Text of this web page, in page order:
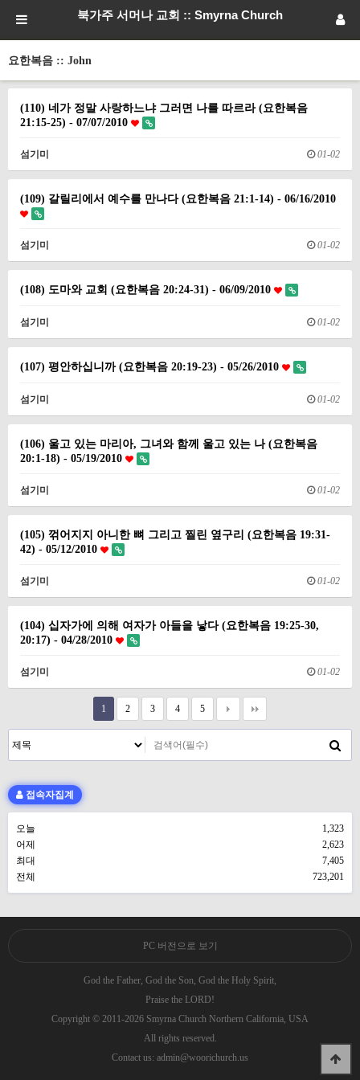
북가주 서머나 교회 :: Smyrna Church
요한복음 :: John
(110) 네가 정말 사랑하느냐 그러면 나를 따르라 (요한복음
21:15-25) - 07/07/2010
섬기미 01-02
(109) 갈릴리에서 예수를 만나다 (요한복음 21:1-14) - 06/16/2010
섬기미 01-02
(108) 도마와 교회 (요한복음 20:24-31) - 06/09/2010
섬기미 01-02
(107) 평안하십니까 (요한복음 20:19-23) - 05/26/2010
섬기미 01-02
(106) 울고 있는 마리아, 그녀와 함께 울고 있는 나 (요한복음
20:1-18) - 05/19/2010
섬기미 01-02
(105) 꺾어지지 아니한 뼈 그리고 찔린 옆구리 (요한복음 19:31-
42) - 05/12/2010
섬기미 01-02
(104) 십자가에 의해 여자가 아들을 낳다 (요한복음 19:25-30,
20:17) - 04/28/2010
섬기미 01-02
1 2 3 4 5
접속자집계
오늘
1,323
어제
2,623
최대
7,405
전체
723,201
PC 버전으로 보기
God the Father, God the Son, God the Holy Spirit,
Praise the LORD!
Copyright © 2011-2026 Smyrna Church Northern California, USA
All rights reserved.
Contact us: admin@woorichurch.us